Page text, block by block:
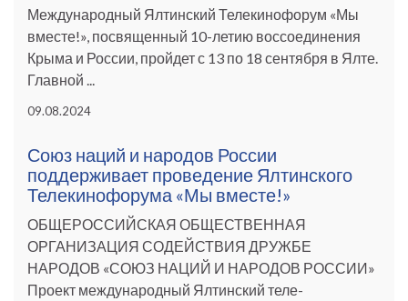
Международный Ялтинский Телекинофорум «Мы
вместе!», посвященный 10-летию воссоединения
Крыма и России, пройдет с 13 по 18 сентября в Ялте.
Главной ...
09.08.2024
Союз наций и народов России
поддерживает проведение Ялтинского
Телекинофорума «Мы вместе!»
ОБЩЕРОССИЙСКАЯ ОБЩЕСТВЕННАЯ
ОРГАНИЗАЦИЯ СОДЕЙСТВИЯ ДРУЖБЕ
НАРОДОВ «СОЮЗ НАЦИЙ И НАРОДОВ РОССИИ»
Проект международный Ялтинский теле-